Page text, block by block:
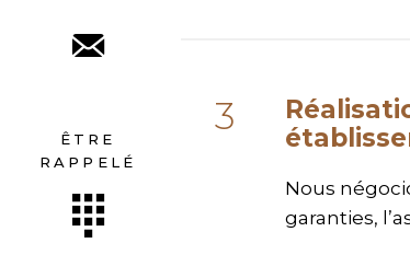
ÊTRE
RAPPELÉ
Nous
garanties,